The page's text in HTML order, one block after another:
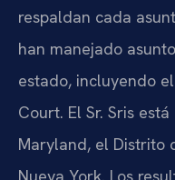
respaldan cada
han manejado
estado, incluyendo
Court. El Sr. Sris
Maryland, el Distrito
Nueva York. Los